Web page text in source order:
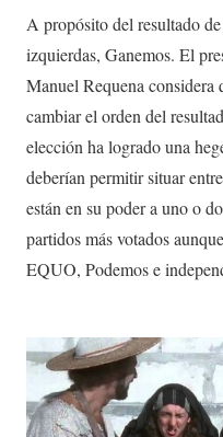
A propósito del resultado
izquierdas, Ganemos. El
Manuel Requena considera
cambiar el orden del
elección ha logrado una
deberían permitir situar
están en su poder a uno o
partidos más votados
EQUO, Podemos e